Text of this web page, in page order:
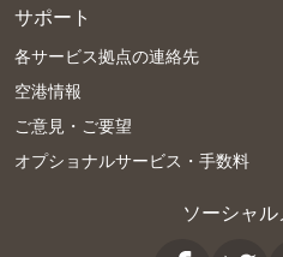
サポート
各サービス拠点の連絡先
空港情報
ご意見・ご要望
オプショナルサービス・手数料
ソーシャ